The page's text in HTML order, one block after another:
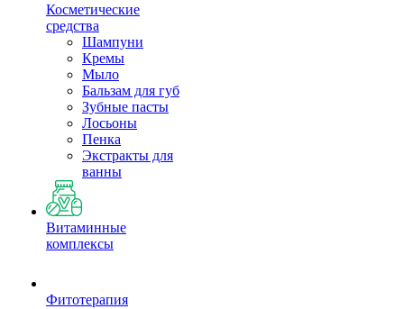
Косметические
средства
Шампуни
Кремы
Мыло
Бальзам для губ
Зубные пасты
Лосьоны
Пенка
Экстракты для
ванны
Витаминные
комплексы
Фитотерапия